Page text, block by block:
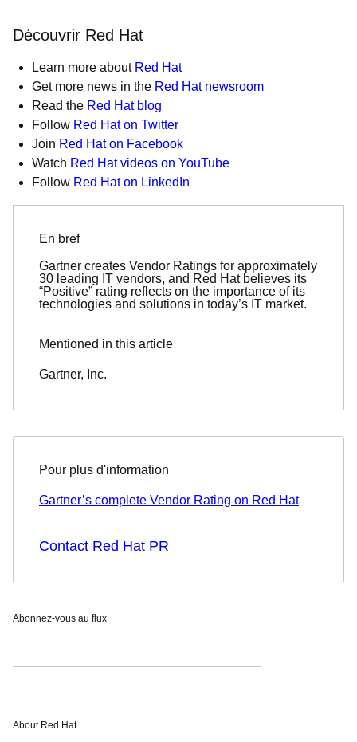
Découvrir Red Hat
Learn more about Red Hat
Get more news in the Red Hat newsroom
Read the Red Hat blog
Follow Red Hat on Twitter
Join Red Hat on Facebook
Watch Red Hat videos on YouTube
Follow Red Hat on LinkedIn
En bref
Gartner creates Vendor Ratings for approximately
30 leading IT vendors, and Red Hat believes its
“Positive” rating reflects on the importance of its
technologies and solutions in today’s IT market.
Mentioned in this article
Gartner, Inc.
Pour plus d'information
Gartner’s complete Vendor Rating on Red Hat
Contact Red Hat PR
Abonnez-vous au flux
About Red Hat